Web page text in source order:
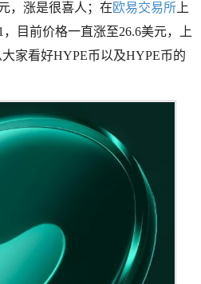
，涨是很喜人；在欧易交易所 上
，目前价格一直涨至26.6美元，上
家看好HYPE币以及HYPE币的